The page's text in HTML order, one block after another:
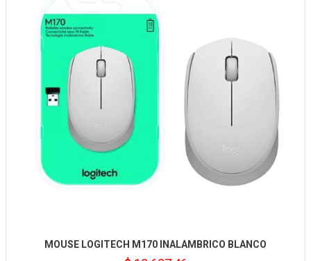
MOUSE LOGITECH M170 INALAMBRICO BLANCO